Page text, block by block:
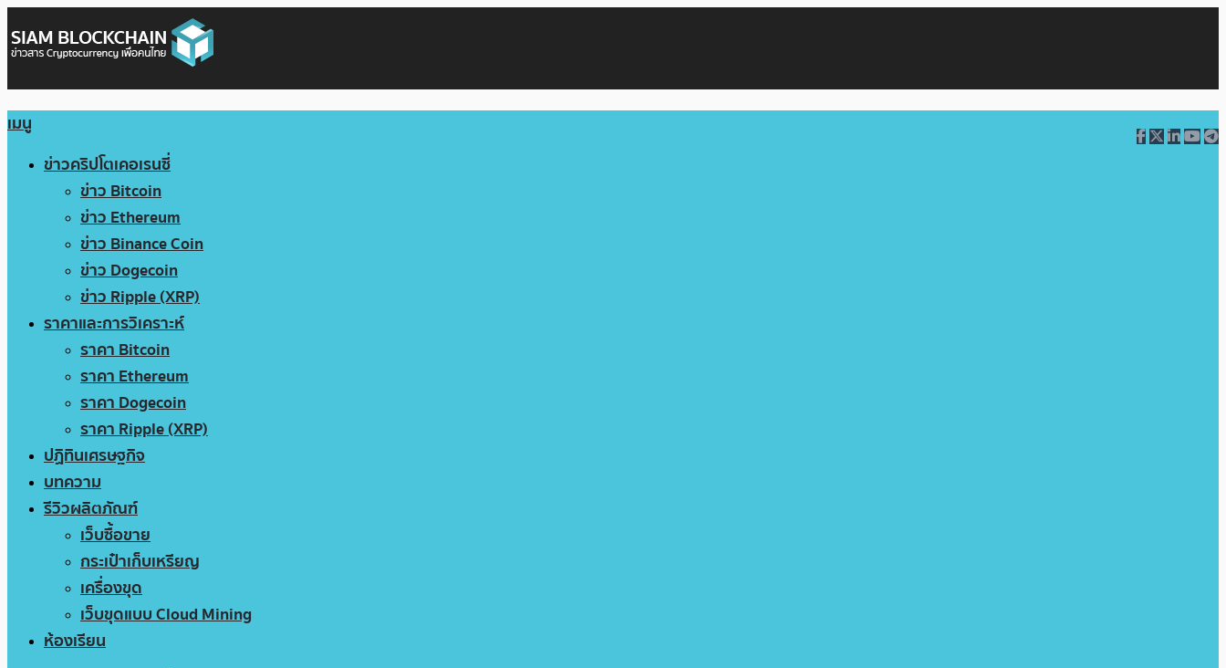
เมนู
ข่าวคริปโตเคอเรนซี่
ข่าว Bitcoin
ข่าว Ethereum
ข่าว Binance Coin
ข่าว Dogecoin
ข่าว Ripple (XRP)
ราคาและการวิเคราะห์
ราคา Bitcoin
ราคา Ethereum
ราคา Dogecoin
ราคา Ripple (XRP)
ปฏิทินเศรษฐกิจ
บทความ
รีวิวผลิตภัณฑ์
เว็บซื้อขาย
กระเป๋าเก็บเหรียญ
เครื่องขุด
เว็บขุดแบบ Cloud Mining
ห้องเรียน